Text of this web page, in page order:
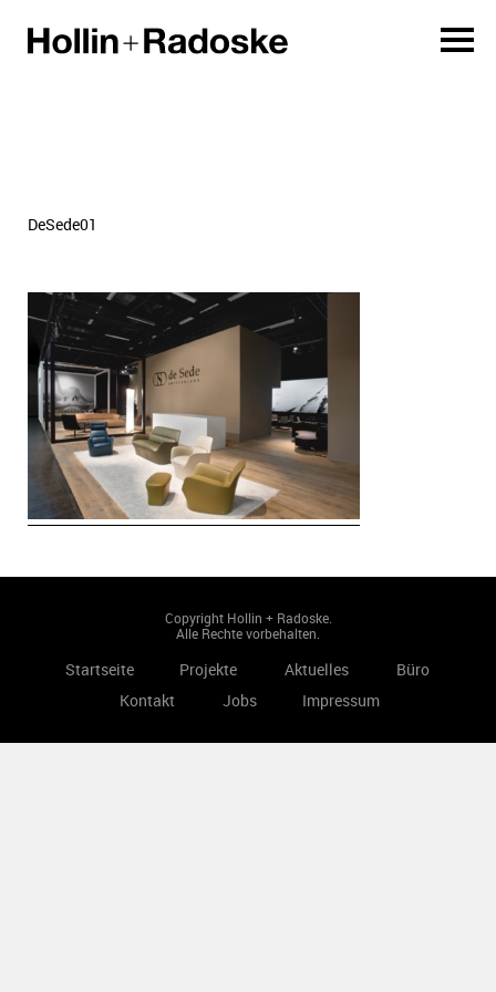
DeSede01
Copyright Hollin + Radoske.
Alle Rechte vorbehalten.
Startseite Projekte Aktuelles
Büro
Kontakt
Jobs Impressum